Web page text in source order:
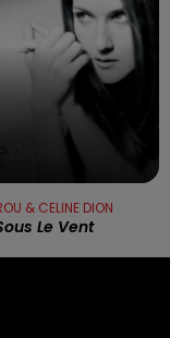
& CELINE DION
Le Vent